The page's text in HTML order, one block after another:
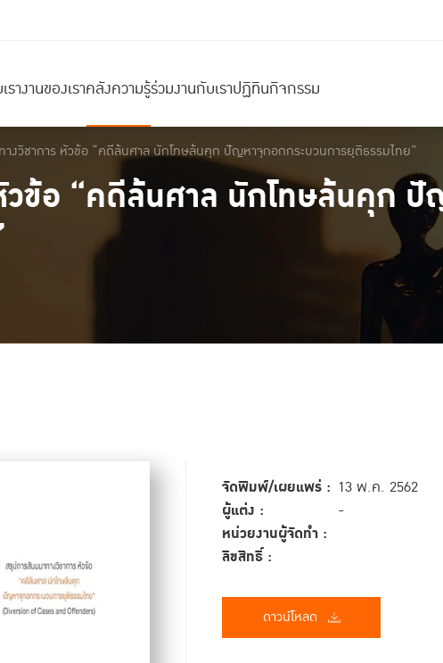
รางานของเราคลังความรู้ร่วมงานกับเราปฏิทินกิจกรรม
งวิชาการ หัวข้อ “คดีล้นศาล นักโทษล้นคุก ปัญหาจุกอกกระบวนการยุติธรรมไทย”
วข้อ “คดีล้นศาล นักโทษล้นคุก
จัดพิมพ์/เผยแพร่ : 13 พ.ค. 2562
ผู้แต่ง :
-
หน่วยงานผู้จัดทำ :
ลิขสิทธิ์ :
ดาวน์โหลด